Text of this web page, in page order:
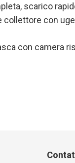
scarico
con
con camera